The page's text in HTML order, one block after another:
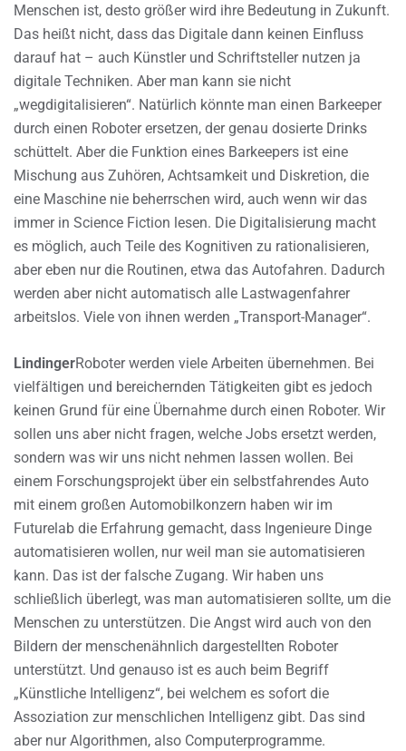
Menschen ist, desto größer wird ihre Bedeutung in Zukunft.
Das heißt nicht, dass das Digitale dann keinen Einfluss
darauf hat – auch Künstler und Schriftsteller nutzen ja
digitale Techniken. Aber man kann sie nicht
„wegdigitalisieren“. Natürlich könnte man einen Barkeeper
durch einen Roboter ersetzen, der genau dosierte Drinks
schüttelt. Aber die Funktion eines Barkeepers ist eine
Mischung aus Zuhören, Achtsamkeit und Diskretion, die
eine Maschine nie beherrschen wird, auch wenn wir das
immer in Science Fiction lesen. Die Digitalisierung macht
es möglich, auch Teile des Kognitiven zu rationalisieren,
aber eben nur die Routinen, etwa das Autofahren. Dadurch
werden aber nicht automatisch alle Lastwagenfahrer
arbeitslos. Viele von ihnen werden „Transport-Manager“.
LindingerRoboter werden viele Arbeiten übernehmen. Bei
vielfältigen und bereichernden Tätigkeiten gibt es jedoch
keinen Grund für eine Übernahme durch einen Roboter. Wir
sollen uns aber nicht fragen, welche Jobs ersetzt werden,
sondern was wir uns nicht nehmen lassen wollen. Bei
einem Forschungsprojekt über ein selbstfahrendes Auto
mit einem großen Automobilkonzern haben wir im
Futurelab die Erfahrung gemacht, dass Ingenieure Dinge
automatisieren wollen, nur weil man sie automatisieren
kann. Das ist der falsche Zugang. Wir haben uns
schließlich überlegt, was man automatisieren sollte, um die
Menschen zu unterstützen. Die Angst wird auch von den
Bildern der menschenähnlich dargestellten Roboter
unterstützt. Und genauso ist es auch beim Begriff
„Künstliche Intelligenz“, bei welchem es sofort die
Assoziation zur menschlichen Intelligenz gibt. Das sind
aber nur Algorithmen, also Computerprogramme.